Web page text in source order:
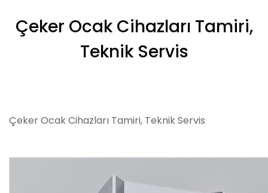
Çeker Ocak Cihazları Tamiri,
Teknik Servis
Çeker Ocak Cihazları Tamiri, Teknik Servis